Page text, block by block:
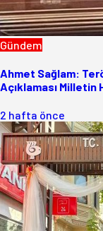
Gündem
Ahmet Sağlam:
Açıklaması
2 hafta önce